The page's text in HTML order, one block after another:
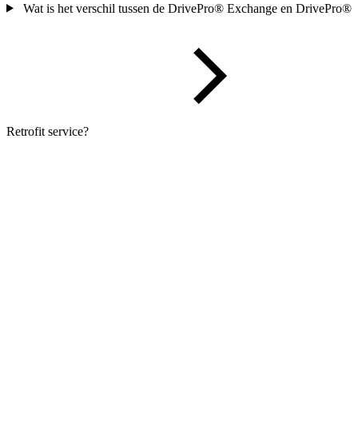
Wat is het verschil tussen de DrivePro® Exchange en DrivePro®
Retrofit service?